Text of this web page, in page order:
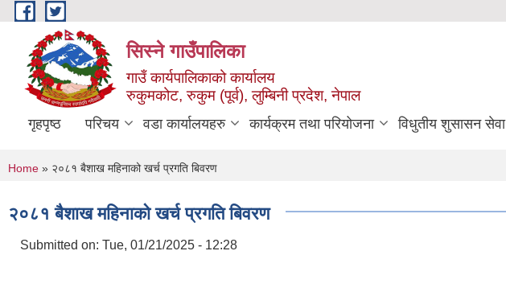
Skip to main content
सिस्ने गाउँपालिका
गाउँ कार्यपालिकाको कार्यालय
रुकुमकोट, रुकुम (पूर्व), लुम्बिनी प्रदेश, नेपाल
गृहपृष्ठ परिचय वडा कार्यालयहरु कार्यक्रम तथा परियोजना विधुतीय शुसासन सेवा
You are here
Home » २०८१ बैशाख महिनाको खर्च प्रगति बिवरण
२०८१ बैशाख महिनाको खर्च प्रगति बिवरण
Submitted on: Tue, 01/21/2025 - 12:28